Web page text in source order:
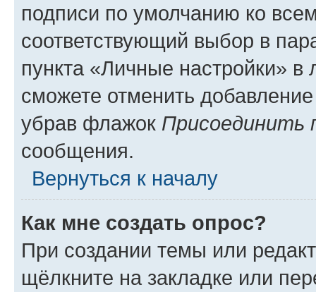
подписи по умолчанию ко
соответствующий выбор в
пункта «Личные настройки»
сможете отменить
убрав флажок Присоединить
сообщения.
Вернуться к началу
Как мне создать опрос?
При создании темы или
щёлкните на закладке или